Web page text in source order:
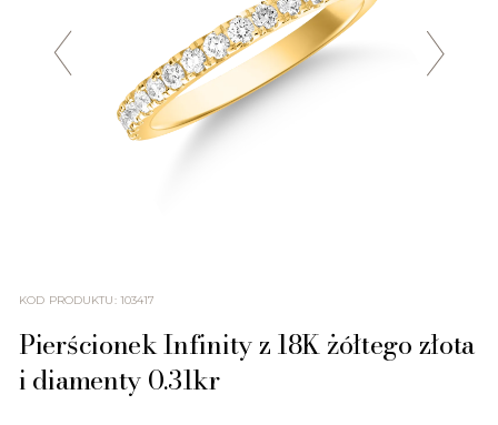
KOD PRODUKTU: 103417
Pierścionek Infinity z 18K żółtego złota
i diamenty 0.31kr